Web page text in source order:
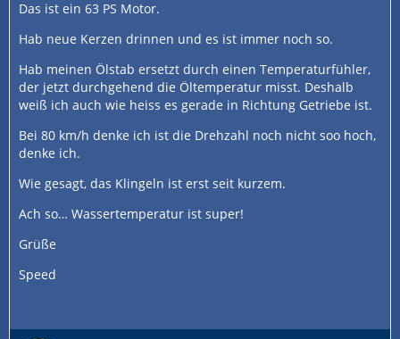
Das ist ein 63 PS Motor.
Hab neue Kerzen drinnen und es ist immer noch so.
Hab meinen Ölstab ersetzt durch einen Temperaturfühler,
der jetzt durchgehend die Öltemperatur misst. Deshalb
weiß ich auch wie heiss es gerade in Richtung Getriebe ist.
Bei 80 km/h denke ich ist die Drehzahl noch nicht soo hoch,
denke ich.
Wie gesagt, das Klingeln ist erst seit kurzem.
Ach so… Wassertemperatur ist super!
Grüße
Speed